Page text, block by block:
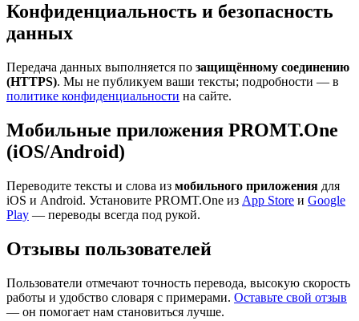
Конфиденциальность и безопасность
данных
Передача данных выполняется по защищённому соединению
(HTTPS). Мы не публикуем ваши тексты; подробности — в
политике конфиденциальности на сайте.
Мобильные приложения PROMT.One
(iOS/Android)
Переводите тексты и слова из мобильного приложения для
iOS и Android. Установите PROMT.One из App Store и Google
Play — переводы всегда под рукой.
Отзывы пользователей
Пользователи отмечают точность перевода, высокую скорость
работы и удобство словаря с примерами. Оставьте свой отзыв
— он помогает нам становиться лучше.